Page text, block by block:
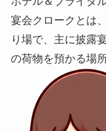
宴会クロークとは
り場で、主に披露
の荷物を預かる場